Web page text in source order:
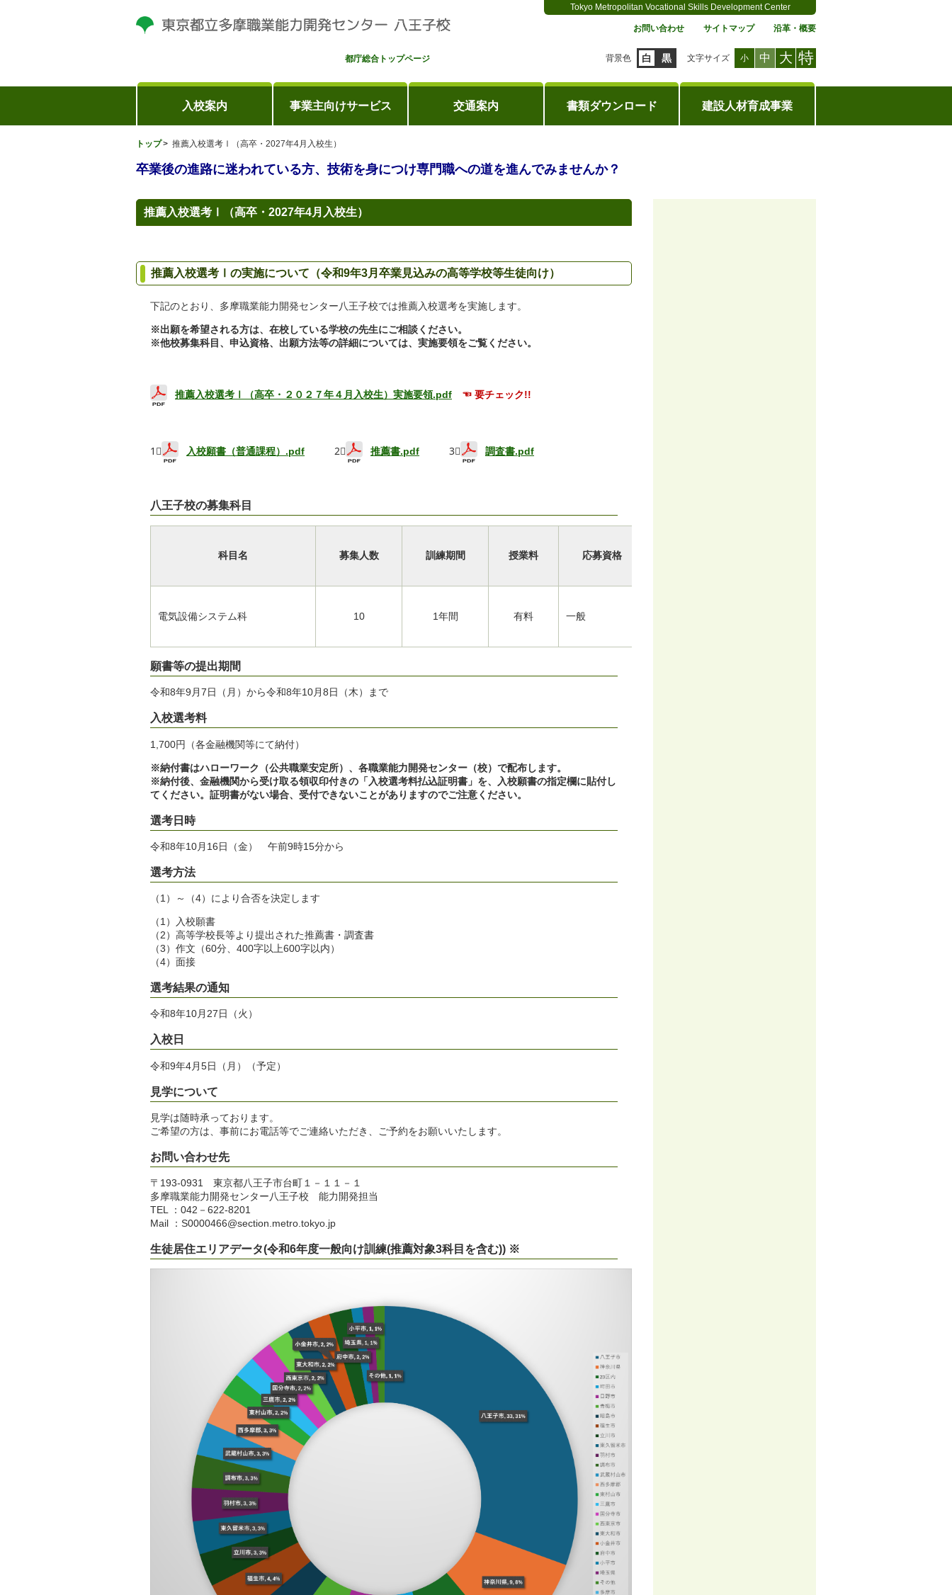
Tokyo Metropolitan Vocational Skills Development Center
入校案内 事業主向けサービス 交通案内 書類ダウンロード 建設人材育成事業
背景色 白 黒 文字サイズ 小 中 大 特
お問い合わせ サイトマップ 沿革・概要
都庁総合トップページ
トップ 推薦入校選考Ⅰ（高卒・2027年4月入校生）
卒業後の進路に迷われている方、技術を身につけ専門職への道を進んでみませんか？
推薦入校選考Ⅰ（高卒・2027年4月入校生）
推薦入校選考Ⅰの実施について（令和9年3月卒業見込みの高等学校等生徒向け）
下記のとおり、多摩職業能力開発センター八王子校では推薦入校選考を実施します。
※出願を希望される方は、在校している学校の先生にご相談ください。
※他校募集科目、申込資格、出願方法等の詳細については、実施要領をご覧ください。
推薦入校選考Ⅰ（高卒・２０２７年４月入校生）実施要領.pdf ☜ 要チェック!!
1⃣ 入校願書（普通課程）.pdf 2⃣ 推薦書.pdf 3⃣ 調査書.pdf
八王子校の募集科目
科目名 募集人数 訓練期間 授業料 応募資格
電気設備システム科 10 1年間 有料 一般
願書等の提出期間
令和8年9月7日（月）から令和8年10月8日（木）まで
入校選考料
1,700円（各金融機関等にて納付）
※納付書はハローワーク（公共職業安定所）、各職業能力開発センター（校）で配布します。
※納付後、金融機関から受け取る領収印付きの「入校選考料払込証明書」を、入校願書の指定欄に貼付し
てください。証明書がない場合、受付できないことがありますのでご注意ください。
選考日時
令和8年10月16日（金） 午前9時15分から
選考方法
（1）～（4）により合否を決定します
（1）入校願書
（2）高等学校長等より提出された推薦書・調査書
（3）作文（60分、400字以上600字以内）
（4）面接
選考結果の通知
令和8年10月27日（火）
入校日
令和9年4月5日（月）（予定）
見学について
見学は随時承っております。
ご希望の方は、事前にお電話等でご連絡いただき、ご予約をお願いいたします。
お問い合わせ先
〒193-0931 東京都八王子市台町１－１１－１
多摩職業能力開発センター八王子校 能力開発担当
TEL ：042－622-8201
Mail ： S0000466@section.metro.tokyo.jp
生徒居住エリアデータ(令和6年度一般向け訓練(推薦対象3科目を含む)) ※